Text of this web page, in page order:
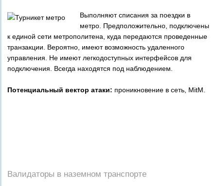
Выполняют списания за поездки в
метро. Предположительно, подключены
к единой сети метрополитена, куда передаются проведенные
транзакции. Вероятно, имеют возможность удаленного
управления. Не имеют легкодоступных интерфейсов для
подключения. Всегда находятся под наблюдением.
Потенциальный вектор атаки: проникновение в сеть, MitM.
Валидаторы в наземном транспорте